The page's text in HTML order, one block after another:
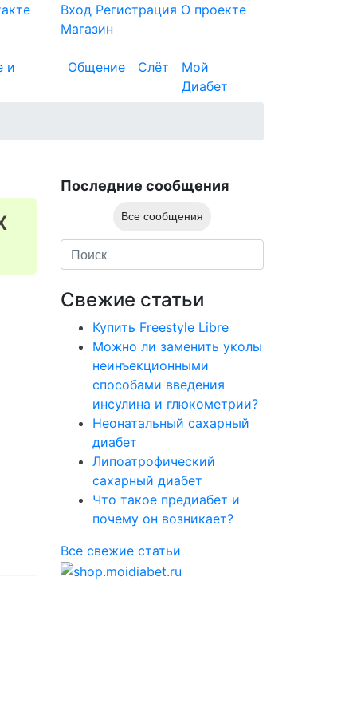
Вход Регистрация О проекте
Магазин
и Общение Слёт
Мой
Диабет
Последние сообщения
Все сообщения
Свежие статьи
Купить Freestyle Libre
Можно ли заменить уколы
неинъекционными
способами введения
инсулина и глюкометрии?
Неонатальный сахарный
диабет
Липоатрофический
сахарный диабет
Что такое предиабет и
почему он возникает?
Все свежие статьи